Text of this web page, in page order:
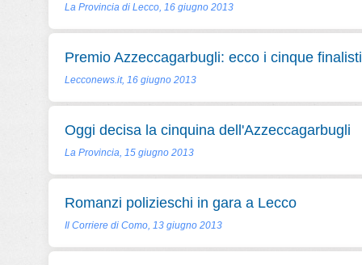
La Provincia di Lecco, 16 giugno 2013
Premio Azzeccagarbugli: ecco i cinque finalisti
Lecconews.it, 16 giugno 2013
Oggi decisa la cinquina dell'Azzeccagarbugli
La Provincia, 15 giugno 2013
Romanzi polizieschi in gara a Lecco
Il Corriere di Como, 13 giugno 2013